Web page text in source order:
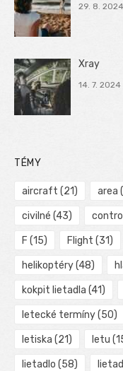
29. 8. 2024
Xray
14. 7. 2024
TÉMY
aircraft (21) area
civilné (43) control
F (15) Flight (31)
helikoptéry(48)
kokpit lietadla (41)
letecké termíny(50)
letiska (21) letu
lietadlo (58)